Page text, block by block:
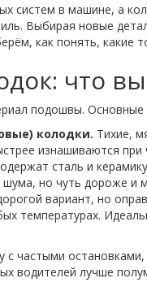
систем в машине, а
Выбирая новые
как понять,
что
подошвы. Основные
колодки. Тихие,
изнашиваются при
сталь и
но чуть дороже и
вариант, но
температурах.
с частыми
водителей лучше